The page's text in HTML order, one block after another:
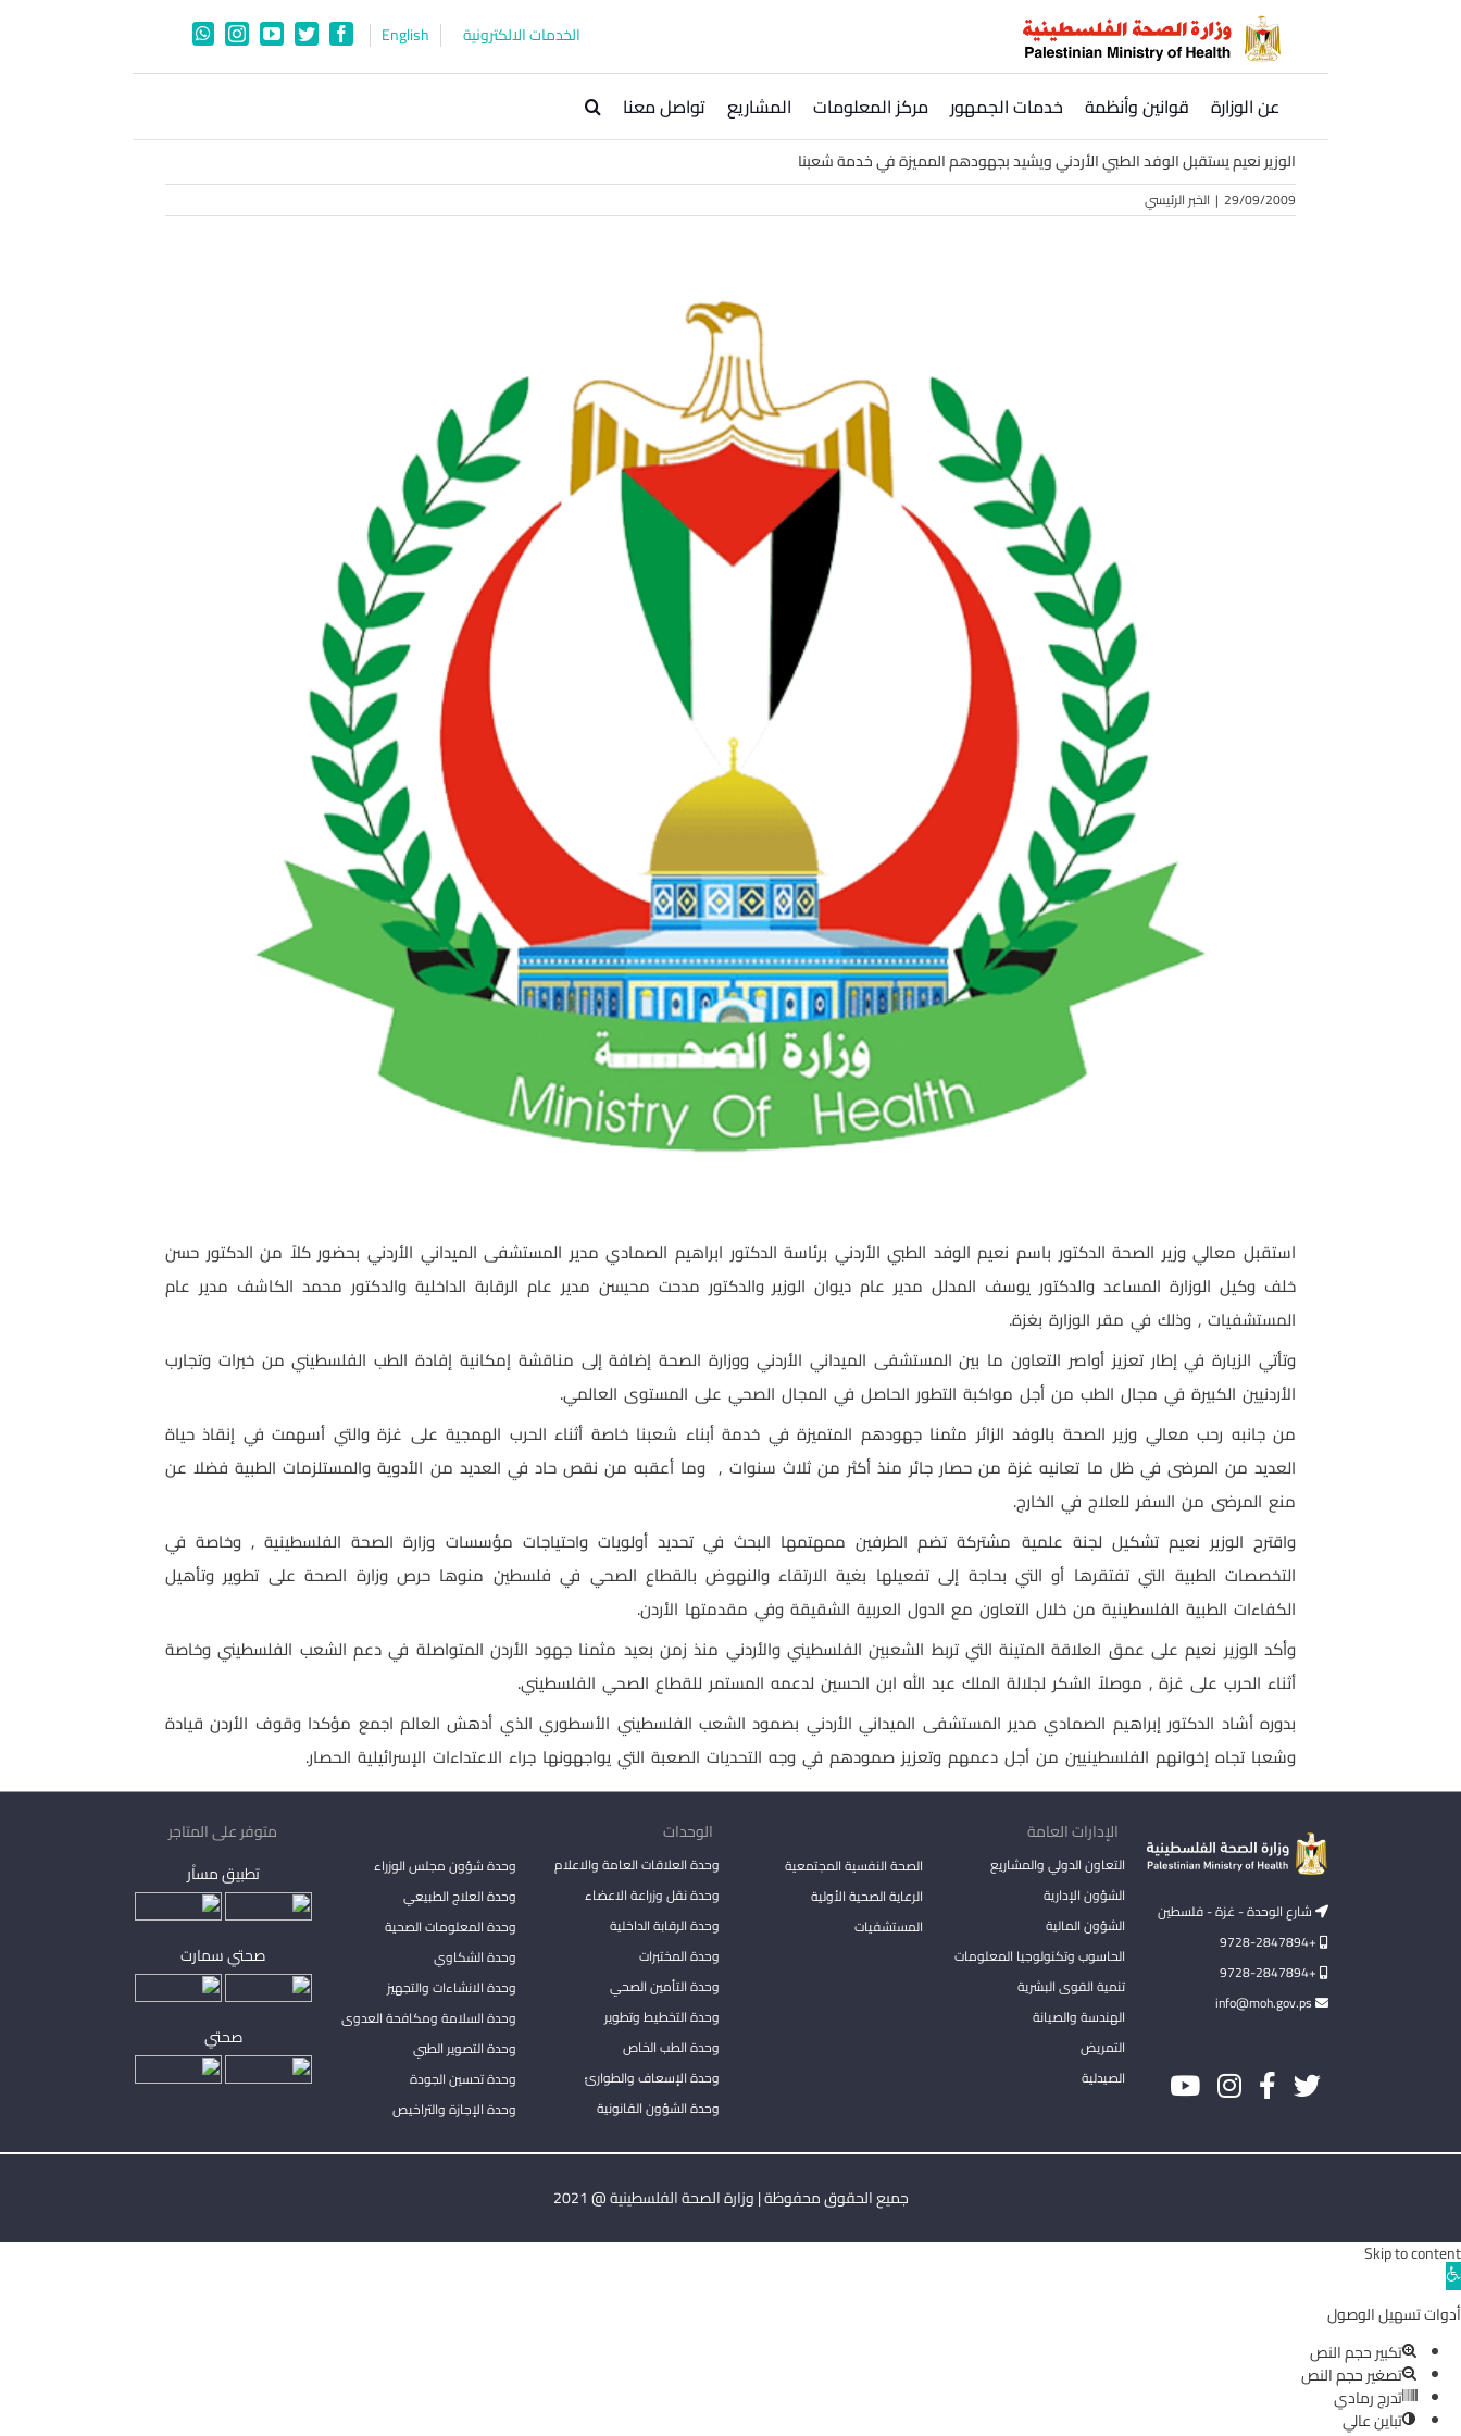
الخدمات الالكترونية English
Facebook
Twitter
YouTube
Instagram
WhatsApp
عن الوزارة قوانين وأنظمة خدمات الجمهور مركز المعلومات المشاريع تواصل معنا
الوزير نعيم يستقبل الوفد الطبي الأردني ويشيد بجهودهم المميزة في خدمة شعبنا
29/09/2009
| الخبر الرئيسي
استقبل معالي وزير الصحة الدكتور باسم نعيم الوفد الطبي الأردني برئاسة الدكتور ابراهيم الصمادي مدير المستشفى الميداني الأردني بحضور كلاً من الدكتور حسن
خلف وكيل الوزارة المساعد والدكتور يوسف المدلل مدير عام ديوان الوزير والدكتور مدحت محيسن مدير عام الرقابة الداخلية والدكتور محمد الكاشف مدير عام
المستشفيات , وذلك في مقر الوزارة بغزة.
وتأتي الزيارة في إطار تعزيز أواصر التعاون ما بين المستشفى الميداني الأردني ووزارة الصحة إضافة إلى مناقشة إمكانية إفادة الطب الفلسطيني من خبرات وتجارب
الأردنيين الكبيرة في مجال الطب من أجل مواكبة التطور الحاصل في المجال الصحي على المستوى العالمي.
من جانبه رحب معالي وزير الصحة بالوفد الزائر مثمنا جهودهم المتميزة في خدمة أبناء شعبنا خاصة أثناء الحرب الهمجية على غزة والتي أسهمت في إنقاذ حياة
العديد من المرضى في ظل ما تعانيه غزة من حصار جائر منذ أكثر من ثلاث سنوات , وما أعقبه من نقص حاد في العديد من الأدوية والمستلزمات الطبية فضلا عن
منع المرضى من السفر للعلاج في الخارج.
واقترح الوزير نعيم تشكيل لجنة علمية مشتركة تضم الطرفين ممهتمها البحث في تحديد أولويات واحتياجات مؤسسات وزارة الصحة الفلسطينية , وخاصة في
التخصصات الطبية التي تفتقرها أو التي بحاجة إلى تفعيلها بغية الارتقاء والنهوض بالقطاع الصحي في فلسطين منوها حرص وزارة الصحة على تطوير وتأهيل
الكفاءات الطبية الفلسطينية من خلال التعاون مع الدول العربية الشقيقة وفي مقدمتها الأردن.
وأكد الوزير نعيم على عمق العلاقة المتينة التي تربط الشعبين الفلسطيني والأردني منذ زمن بعيد مثمنا جهود الأردن المتواصلة في دعم الشعب الفلسطيني وخاصة
أثناء الحرب على غزة , موصلاً الشكر لجلالة الملك عبد الله ابن الحسين لدعمه المستمر للقطاع الصحي الفلسطيني.
بدوره أشاد الدكتور إبراهيم الصمادي مدير المستشفى الميداني الأردني بصمود الشعب الفلسطيني الأسطوري الذي أدهش العالم اجمع مؤكدا وقوف الأردن قيادة
وشعبا تجاه إخوانهم الفلسطينيين من أجل دعمهم وتعزيز صمودهم في وجه التحديات الصعبة التي يواجهونها جراء الاعتداءات الإسرائيلية الحصار.
شارع الوحدة - غزة - فلسطين
+9728-2847894
+9728-2847894
الإدارات العامة
التعاون الدولي والمشاريع
الشؤون الإدارية
الشؤون المالية
الحاسوب وتكنولوجيا المعلومات
تنمية القوى البشرية
الهندسة والصيانة
التمريض
الصيدلية
الصحة النفسية المجتمعية
الرعاية الصحية الأولية
المستشفيات
الوحدات
وحدة العلاقات العامة والاعلام
وحدة نقل وزراعة الاعضاء
وحدة الرقابة الداخلية
وحدة المختبرات
وحدة التأمين الصحي
وحدة التخطيط وتطوير
وحدة الطب الخاص
وحدة الإسعاف والطوارئ
وحدة الشؤون القانونية
وحدة شؤون مجلس الوزراء
وحدة العلاج الطبيعي
وحدة المعلومات الصحية
وحدة الشكاوي
وحدة الانشاءات والتجهيز
وحدة السلامة ومكافحة العدوى
وحدة التصوير الطبي
وحدة تحسين الجودة
وحدة الإجازة والتراخيص
متوفر على المتاجر
تطبيق مساْر
صحتي سمارت
صحتي
جميع الحقوق محفوظة | وزارة الصحة الفلسطينية @ 2021
Skip to content
Open
toolbar
أدوات تسهيل الوصول
تكبير حجم النص
تصغير حجم النص
تدرج رمادي
تباين عالي